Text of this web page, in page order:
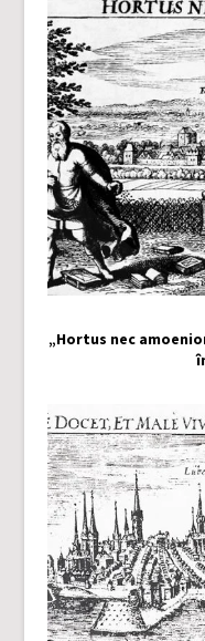
„Hortus nec